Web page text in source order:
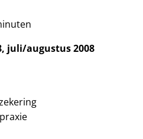
juli/augustus 2008